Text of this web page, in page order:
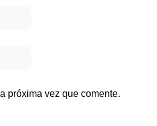
próxima vez que comente.